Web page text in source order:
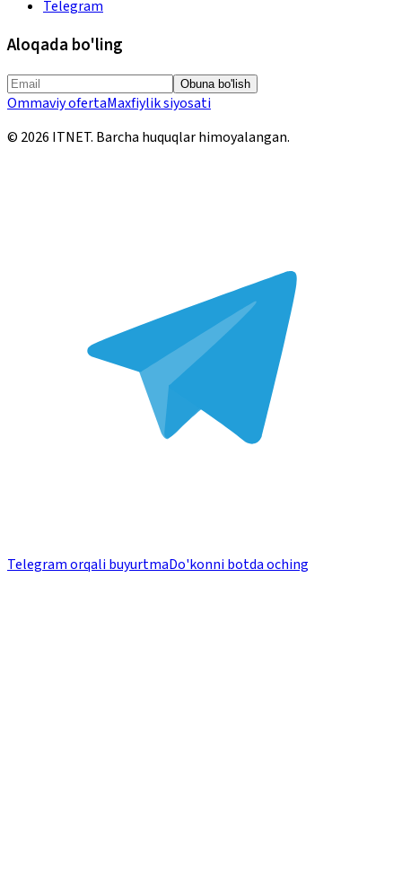
Telegram
Aloqada bo'ling
Obuna bo'lish
Ommaviy ofertaMaxfiylik siyosati
© 2026 ITNET. Barcha huquqlar himoyalangan.
Telegram orqali buyurtmaDo'konni botda oching